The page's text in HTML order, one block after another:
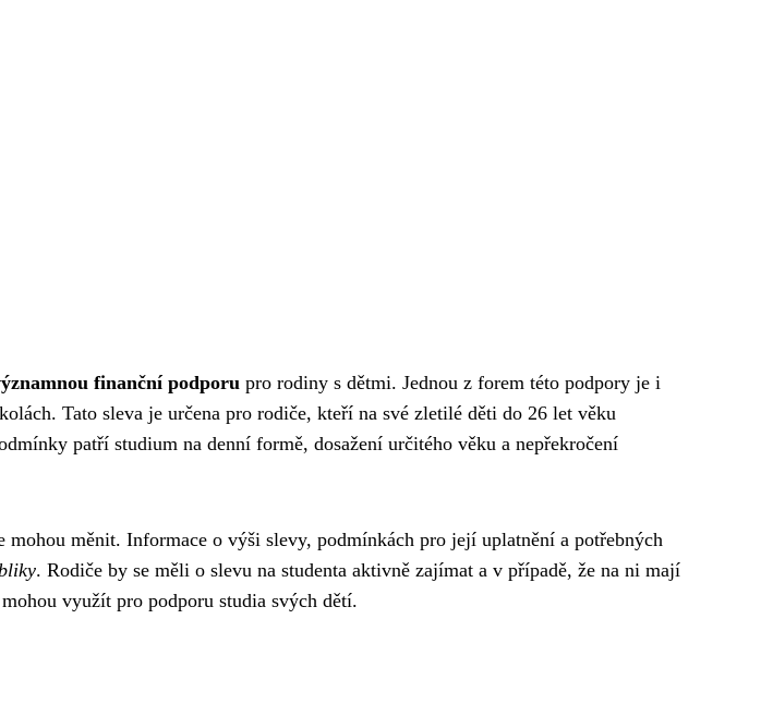
finanční podporu pro rodiny s dětmi. Jednou z forem této podpory je i
Tato sleva je určena pro rodiče, kteří na své zletilé děti do 26 let věku
patří studium na denní formě, dosažení určitého věku a nepřekročení
měnit. Informace o výši slevy, podmínkách pro její uplatnění a potřebných
. Rodiče by se měli o slevu na studenta aktivně zajímat a v případě, že na ni mají
využít pro podporu studia svých dětí.